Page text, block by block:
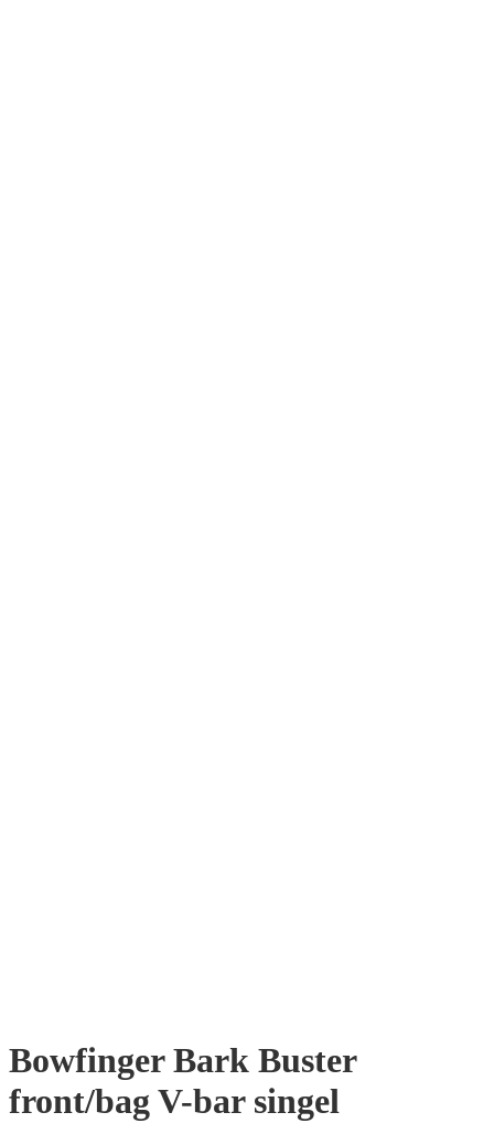
Bowfinger Bark Buster
front/bag V-bar singel